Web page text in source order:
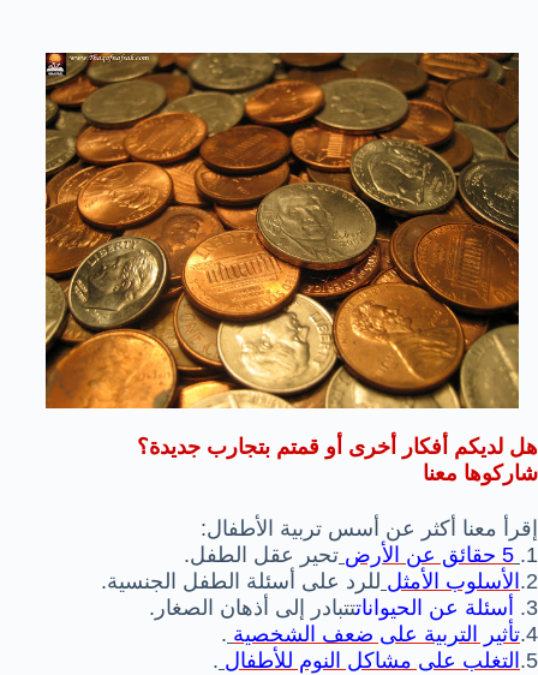
هل لديكم أفكار أخرى أو قمتم بتجارب جديدة؟
شاركوها معنا
إقرأ معنا أكثر عن أسس تربية الأطفال:
1. 5 حقائق عن الأرض
تحير عقل الطفل.
2. الأسلوب الأمثل للرد على أسئلة الطفل الجنسية.
3.
أسئلة عن الحيواناتتتبادر إلى أذهان الصغار.
4. تأثير التربية على ضعف الشخصية .
5. التغلب على مشاكل النوم للأطفال .